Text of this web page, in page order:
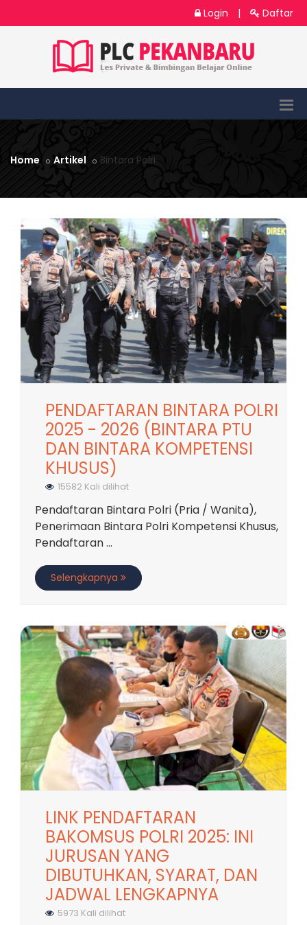
Login | Daftar
Home Artikel Bintara Polri
PENDAFTARAN BINTARA POLRI
2025 - 2026 (BINTARA PTU
DAN BINTARA KOMPETENSI
KHUSUS)
15582 Kali dilihat
Pendaftaran Bintara Polri (Pria / Wanita),
Penerimaan Bintara Polri Kompetensi Khusus,
Pendaftaran ...
Selengkapnya
LINK PENDAFTARAN
BAKOMSUS POLRI 2025: INI
JURUSAN YANG
DIBUTUHKAN, SYARAT, DAN
JADWAL LENGKAPNYA
5973 Kali dilihat